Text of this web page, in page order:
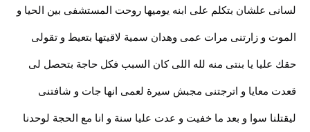
لسانى علشان بتكلم على ابنه يوميها روحت المستشفى بين الحيا و
الموت و زارتنى مرات عمى وهدان سمية لاقيتها بتعيط و تقولى
حقك عليا يا بنتى منه لله اللى كان السبب فكل حاجة بتحصل لى
قعدت معايا و اترجتنى مجبش سيرة لعمى انها جات و شافتنى
ليقتلنا سوا و بعد ما خفيت و عدت عليا سنة و انا مع الحجة لوحدنا